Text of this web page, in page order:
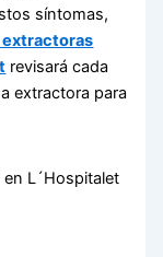
síntomas,
extractoras
revisará cada
extractora para